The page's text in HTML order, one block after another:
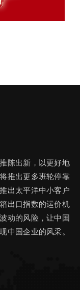
陈出新，以更好地
推出更多班轮停靠
出太平洋中小客户
出口指数的运价机
动的风险，让中国
中国企业的风采。